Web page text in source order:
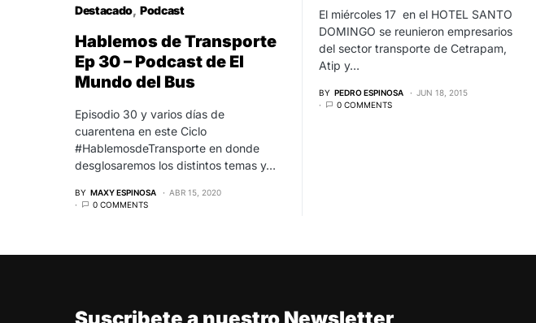
Destacado Podcast
Hablemos de Transporte
Ep 30 – Podcast de El
Mundo del Bus
Episodio 30 y varios días de
cuarentena en este Ciclo
#HablemosdeTransporte en donde
desglosaremos los distintos temas y…
BY MAXY ESPINOSA
ABR 15, 2020
0 COMMENTS
El miércoles 17 en el HOTEL SANTO
DOMINGO se reunieron empresarios
del sector transporte de Cetrapam,
Atip y…
BY PEDRO ESPINOSA
JUN 18, 2015
0 COMMENTS